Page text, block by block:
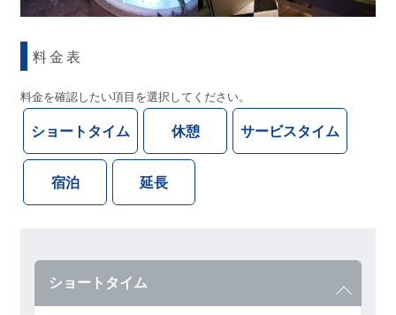
料金表
料金を確認したい項目を選択してください。
ショートタイム 休憩 サービスタイム
宿泊 延長
ショートタイム